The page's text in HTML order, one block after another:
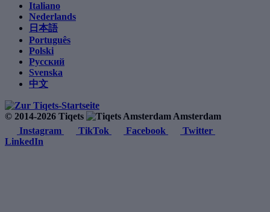
Italiano
Nederlands
日本語
Português
Polski
Русский
Svenska
中文
© 2014-2026 Tiqets
Amsterdam
Instagram
TikTok Facebook
Twitter
LinkedIn